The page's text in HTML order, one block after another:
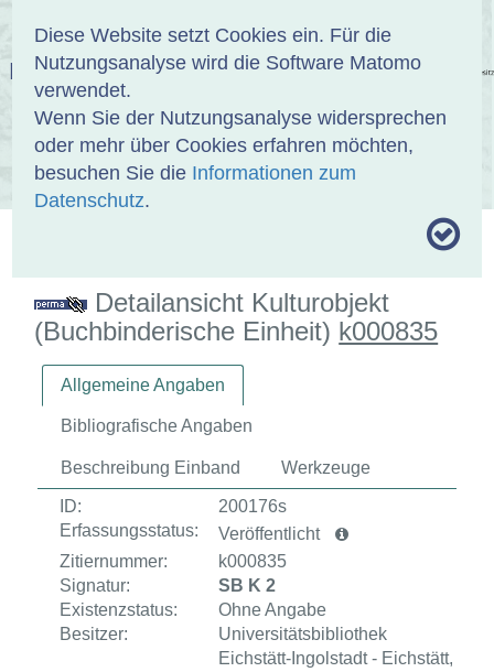
Diese Website setzt Cookies ein. Für die
Nutzungsanalyse wird die Software Matomo
verwendet.
Wenn Sie der Nutzungsanalyse widersprechen
oder mehr über Cookies erfahren möchten,
besuchen Sie die Informationen zum
Datenschutz.
EINBANDDATENBANK
ÜBER UNS SAMMLUNGEN SUCHE
Detailansicht Kulturobjekt
(Buchbinderische Einheit) k000835
Allgemeine Angaben
Bibliografische Angaben
Beschreibung Einband Werkzeuge
ID:
200176s
Erfassungsstatus:
Veröffentlicht
Zitiernummer:
k000835
Signatur:
SB K 2
Existenzstatus:
Ohne Angabe
Besitzer:
Universitätsbibliothek
Eichstätt-Ingolstadt - Eichstätt,